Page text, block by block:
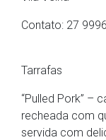
Contato: 27
Tarrafas
“Pulled Pork” –
recheada com
servida com